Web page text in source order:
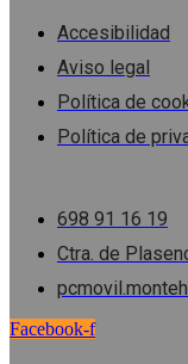
Accesibilidad
Aviso legal
Política de
Política de
698 91 16 19
Ctra. de
Facebook-f